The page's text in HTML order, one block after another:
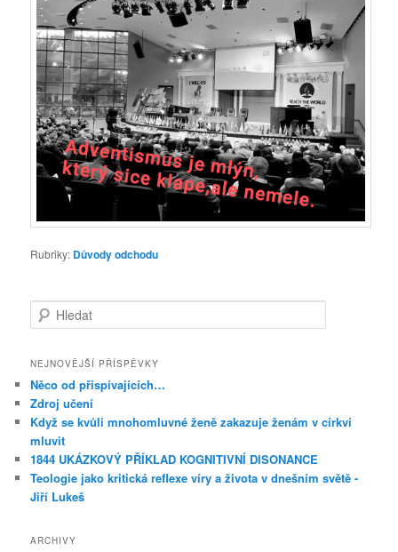
Rubriky: Důvody odchodu
Hledat
NEJNOVĚJŠÍ PŘÍSPĚVKY
Něco od přispívajících…
Zdroj učení
Když se kvůli mnohomluvné ženě zakazuje ženám v církvi
mluvit
1844 UKÁZKOVÝ PŘÍKLAD KOGNITIVNÍ DISONANCE
Teologie jako kritická reflexe víry a života v dnešním světě -
Jiří Lukeš
ARCHIVY